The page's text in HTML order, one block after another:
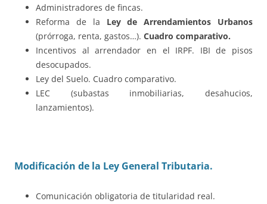
Administradores de fincas.
Reforma de la Ley de Arrendamientos Urbanos
(prórroga, renta, gastos…). Cuadro comparativo.
Incentivos al arrendador en el IRPF. IBI de pisos
desocupados.
Ley del Suelo. Cuadro comparativo.
LEC (subastas inmobiliarias, desahucios,
lanzamientos).
Modificación de la Ley General Tributaria.
Comunicación obligatoria de titularidad real.